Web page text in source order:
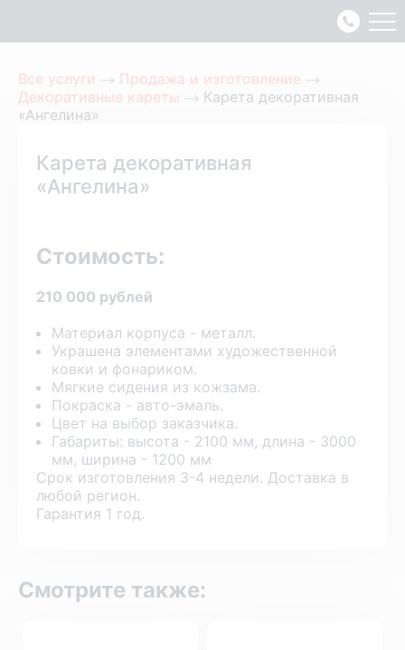
Все услуги
Продажа и изготовление
Декоративные кареты
Карета декоративная
«Ангелина»
Карета декоративная
«Ангелина»
Стоимость:
210 000 рублей
Материал корпуса - металл.
Украшена элементами художественной
ковки и фонариком.
Мягкие сидения из кожзама.
Покраска - авто-эмаль.
Цвет на выбор заказчика.
Габариты: высота - 2100 мм, длина - 3000
мм, ширина - 1200 мм
Срок изготовления 3-4 недели. Доставка в
любой регион.
Гарантия 1 год.
Смотрите также: